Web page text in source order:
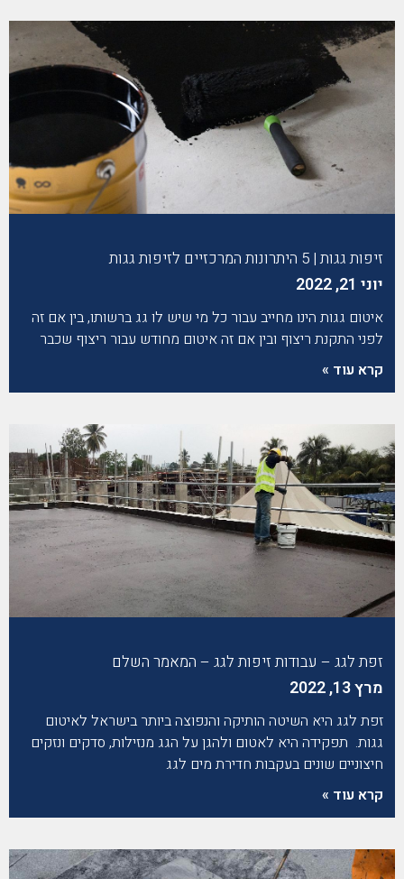
זיפות גגות | 5 היתרונות המרכזיים לזיפות גגות
יוני 21, 2022
איטום גגות הינו מחייב עבור כל מי שיש לו גג ברשותו, בין אם זה
לפני התקנת ריצוף ובין אם זה איטום מחודש עבור ריצוף שכבר
קרא עוד »
זפת לגג – עבודות זיפות לגג – המאמר השלם
מרץ 13, 2022
זפת לגג היא השיטה הותיקה והנפוצה ביותר בישראל לאיטום
גגות. תפקידה היא לאטום ולהגן על הגג מנזילות, סדקים ונזקים
חיצוניים שונים בעקבות חדירת מים לגג
קרא עוד »